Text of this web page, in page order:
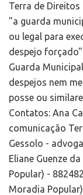
Terra de Direitos
"a guarda
ou legal para
despejo
Guarda
despejos nem
posse ou
Contatos: Ana
comunicação
Gessolo -
Eliane Guenze
Popular) -
Moradia